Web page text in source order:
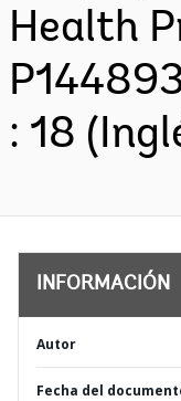
Health
: 18
INFORMACIÓN
Autor
Fecha del